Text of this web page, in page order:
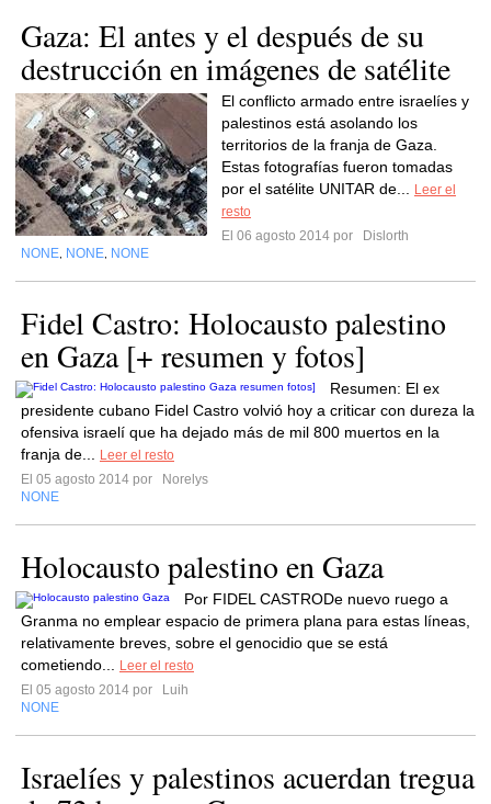
Gaza: El antes y el después de su
destrucción en imágenes de satélite
El conflicto armado entre israelíes y
palestinos está asolando los
territorios de la franja de Gaza.
Estas fotografías fueron tomadas
por el satélite UNITAR de...
Leer el
resto
El 06 agosto 2014 por
Dislorth
NONE NONE NONE
Fidel Castro: Holocausto palestino
en Gaza [+ resumen y fotos]
Resumen: El ex
presidente cubano Fidel Castro volvió hoy a criticar con dureza la
ofensiva israelí que ha dejado más de mil 800 muertos en la
franja de...
Leer el resto
El 05 agosto 2014 por
Norelys
NONE
Holocausto palestino en Gaza
Por FIDEL CASTRODe nuevo ruego a
Granma no emplear espacio de primera plana para estas líneas,
relativamente breves, sobre el genocidio que se está
cometiendo...
Leer el resto
El 05 agosto 2014 por
Luih
NONE
Israelíes y palestinos acuerdan tregua